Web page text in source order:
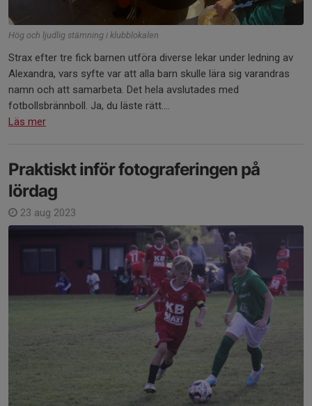
Hög och ljudlig stämning i klubblokalen
Strax efter tre fick barnen utföra diverse lekar under ledning av
Alexandra, vars syfte var att alla barn skulle lära sig varandras
namn och att samarbeta. Det hela avslutades med
fotbollsbrännboll. Ja, du läste rätt....
Läs mer
Praktiskt inför fotograferingen på
lördag
23 aug 2023